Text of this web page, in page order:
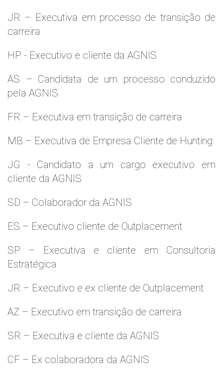
JR – Executiva em processo de transição de
carreira
HP - Executivo e cliente da AGNIS
AS – Candidata de um processo conduzido
pela AGNIS
FR – Executiva em transição de carreira
MB – Executiva de Empresa Cliente de Hunting
JG - Candidato a um cargo executivo em
cliente da AGNIS
SD – Colaborador da AGNIS
ES – Executivo cliente de Outplacement
SP – Executiva e cliente em Consultoria
Estratégica
JR – Executivo e ex cliente de Outplacement
AZ – Executivo em transição de carreira
SR – Executiva e cliente da AGNIS
CF – Ex colaboradora da AGNIS